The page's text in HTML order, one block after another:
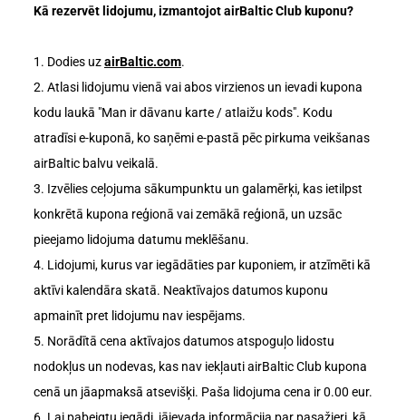
Kā rezervēt lidojumu, izmantojot airBaltic Club kuponu?
1. Dodies uzairBaltic.com.
2. Atlasi lidojumu vienā vai abos virzienos un ievadi kupona
kodu laukā "Man ir dāvanu karte / atlaižu kods". Kodu
atradīsi e-kuponā, ko saņēmi e-pastā pēc pirkuma veikšanas
airBaltic balvu veikalā.
3. Izvēlies ceļojuma sākumpunktu un galamērķi, kas ietilpst
konkrētā kupona reģionā vai zemākā reģionā, un uzsāc
pieejamo lidojuma datumu meklēšanu.
4. Lidojumi, kurus var iegādāties par kuponiem, ir atzīmēti kā
aktīvi kalendāra skatā. Neaktīvajos datumos kuponu
apmainīt pret lidojumu nav iespējams.
5. Norādītā cena aktīvajos datumos atspoguļo lidostu
nodokļus un nodevas, kas nav iekļauti airBaltic Club kupona
cenā un jāapmaksā atsevišķi. Paša lidojuma cena ir 0.00 eur.